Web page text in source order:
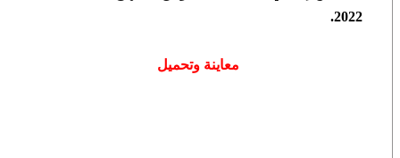
2022.
معاينة وتحميل